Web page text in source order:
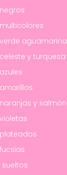
aguamarina
y turquesa
y salmón
sueltos